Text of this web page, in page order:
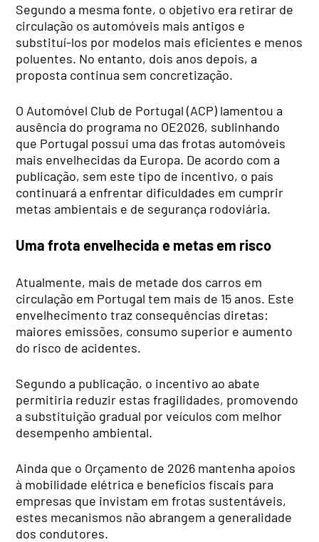
Segundo a mesma fonte, o objetivo era retirar de
circulação os automóveis mais antigos e
substituí-los por modelos mais eficientes e menos
poluentes. No entanto, dois anos depois, a
proposta continua sem concretização.
O Automóvel Club de Portugal (ACP) lamentou a
ausência do programa no OE2026, sublinhando
que Portugal possui uma das frotas automóveis
mais envelhecidas da Europa. De acordo com a
publicação, sem este tipo de incentivo, o país
continuará a enfrentar dificuldades em cumprir
metas ambientais e de segurança rodoviária.
Uma frota envelhecida e metas em risco
Atualmente, mais de metade dos carros em
circulação em Portugal tem mais de 15 anos. Este
envelhecimento traz consequências diretas:
maiores emissões, consumo superior e aumento
do risco de acidentes.
Segundo a publicação, o incentivo ao abate
permitiria reduzir estas fragilidades, promovendo
a substituição gradual por veículos com melhor
desempenho ambiental.
Ainda que o Orçamento de 2026 mantenha apoios
à mobilidade elétrica e benefícios fiscais para
empresas que invistam em frotas sustentáveis,
estes mecanismos não abrangem a generalidade
dos condutores.